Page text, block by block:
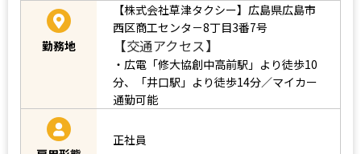
勤務地
【株式会社草津タクシー】広島県広島市
西区商工センタ－8丁目3番7号
【交通アクセス】
・広電「修大協創中高前駅」より徒歩10
分、「井口駅」より徒歩14分／マイカー
通勤可能
正社員